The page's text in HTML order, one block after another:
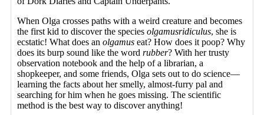
When Olga crosses paths with a weird creature and becomes
the first kid to discover the species olgamusridiculus, she is
ecstatic! What does an olgamus eat? How does it poop? Why
does its burp sound like the word rubber? With her trusty
observation notebook and the help of a librarian, a
shopkeeper, and some friends, Olga sets out to do science—
learning the facts about her smelly, almost-furry pal and
searching for him when he goes missing. The scientific
method is the best way to discover anything!